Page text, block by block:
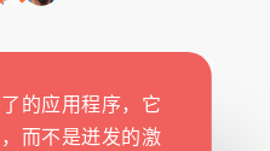
的应用程序，它
而不是迸发的激